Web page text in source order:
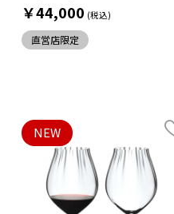
￥44,000
直営店限定
NEW